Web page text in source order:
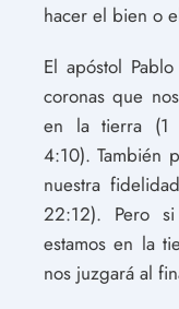
hacer el bien o
El apóstol
coronas que
en la tierra (1
4:10). También
nuestra
22:12). Pero
estamos en la
nos juzgará al